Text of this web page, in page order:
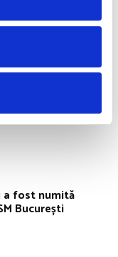
a fost numită
București